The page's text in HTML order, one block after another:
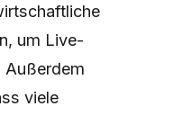
um Live-
Außerdem
viele